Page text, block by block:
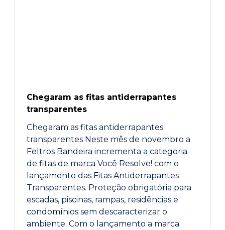
Chegaram as fitas antiderrapantes
transparentes
Chegaram as fitas antiderrapantes
transparentes Neste mês de novembro a
Feltros Bandeira incrementa a categoria
de fitas de marca Você Resolve! com o
lançamento das Fitas Antiderrapantes
Transparentes. Proteção obrigatória para
escadas, piscinas, rampas, residências e
condomínios sem descaracterizar o
ambiente. Com o lançamento a marca